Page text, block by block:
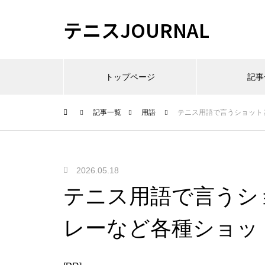
テニスJOURNAL
トップページ 記
記事一覧 用語 テニス用語で言うショッ
2026.05.18
テニス用語で言う
レーなど各種ショ